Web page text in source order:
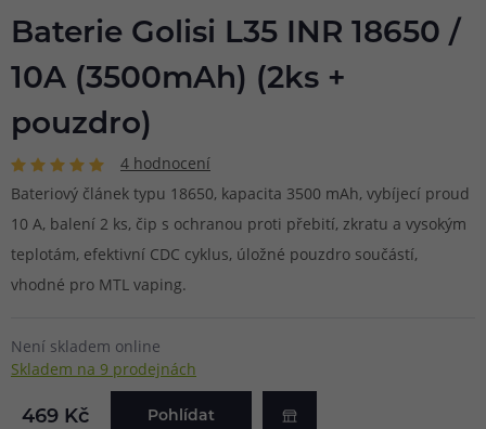
Baterie Golisi L35 INR 18650 /
10A (3500mAh) (2ks +
pouzdro)
4 hodnocení
Bateriový článek typu 18650, kapacita 3500 mAh, vybíjecí proud
10 A, balení 2 ks, čip s ochranou proti přebití, zkratu a vysokým
teplotám, efektivní CDC cyklus, úložné pouzdro součástí,
vhodné pro MTL vaping.
Není skladem online
Skladem na 9 prodejnách
469 Kč Pohlídat